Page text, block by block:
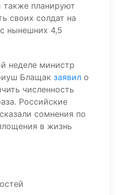
также планируют
своих солдат на
нынешних 4,5
неделе министр
Блащак заявил о
численность
Российские
сомнения по
в жизнь